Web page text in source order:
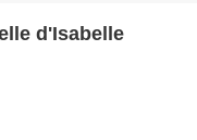
d'Isabelle